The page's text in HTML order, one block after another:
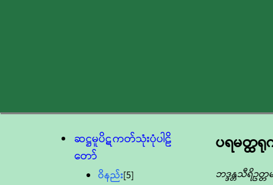
ဆဋ္ဌမူပိဋကတ်သုံးပုံပါဠိ
တော်
ဝိနည်း[5]
ပရမတ္ထရု
ဘဒ္ဒန္တသီရိဥတ္တ